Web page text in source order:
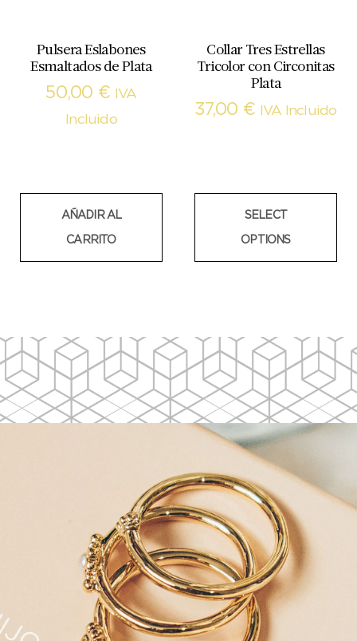
Pulsera Eslabones
Esmaltados de Plata
50,00 €
IVA
Incluido
AÑADIR AL
CARRITO
Collar Tres Estrellas
Tricolor con Circonitas
Plata
37,00 € IVA Incluido
SELECT
OPTIONS